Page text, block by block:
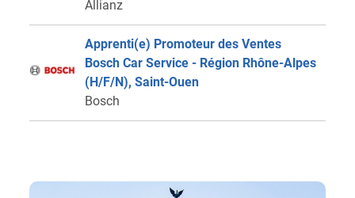
Allianz
Apprenti(e) Promoteur des Ventes
Bosch Car Service - Région Rhône-Alpes
(H/F/N), Saint-Ouen
Bosch